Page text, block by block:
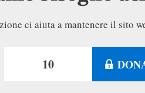
ci aiuta a mantenere il sito